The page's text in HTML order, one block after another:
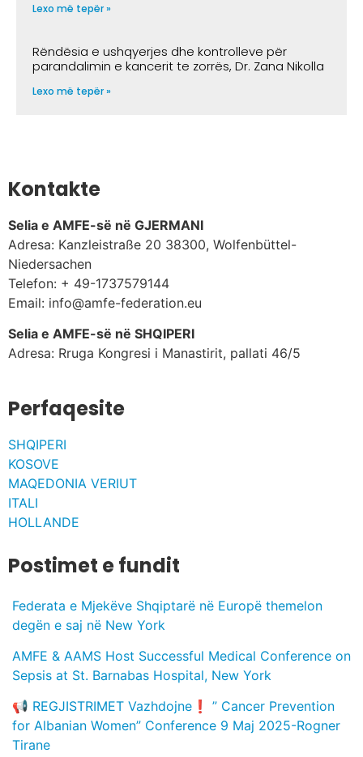
Lexo më tepër »
Rëndësia e ushqyerjes dhe kontrolleve për
parandalimin e kancerit te zorrës, Dr. Zana Nikolla
Lexo më tepër »
Kontakte
Selia e AMFE-së në GJERMANI
Adresa: Kanzleistraße 20 38300, Wolfenbüttel-
Niedersachen
Telefon: + 49-1737579144
Email: info@amfe-federation.eu
Selia e AMFE-së në SHQIPERI
Adresa: Rruga Kongresi i Manastirit, pallati 46/5
Perfaqesite
SHQIPERI
KOSOVE
MAQEDONIA VERIUT
ITALI
HOLLANDE
Postimet e fundit
Federata e Mjekëve Shqiptarë në Europë themelon
degën e saj në New York
AMFE & AAMS Host Successful Medical Conference on
Sepsis at St. Barnabas Hospital, New York
📢 REGJISTRIMET Vazhdojne❗️ ” Cancer Prevention
for Albanian Women” Conference 9 Maj 2025-Rogner
Tirane